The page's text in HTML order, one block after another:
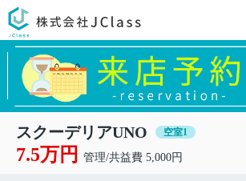
スクーデリアUNO 空室1
7.5万円 管理/共益費 5,000円